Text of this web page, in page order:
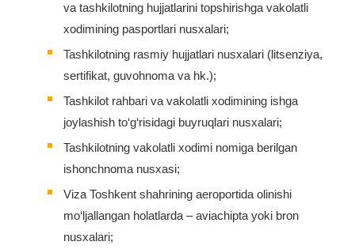
va tashkilotning hujjatlarini topshirishga vakolatli
xodimining pasportlari nusxalari;
Tashkilotning rasmiy hujjatlari nusxalari (litsenziya,
sertifikat, guvohnoma va hk.);
Tashkilot rahbari va vakolatli xodimining ishga
joylashish to‘g‘risidagi buyruqlari nusxalari;
Tashkilotning vakolatli xodimi nomiga berilgan
ishonchnoma nusxasi;
Viza Toshkent shahrining aeroportida olinishi
mo‘ljallangan holatlarda – aviachipta yoki bron
nusxalari;